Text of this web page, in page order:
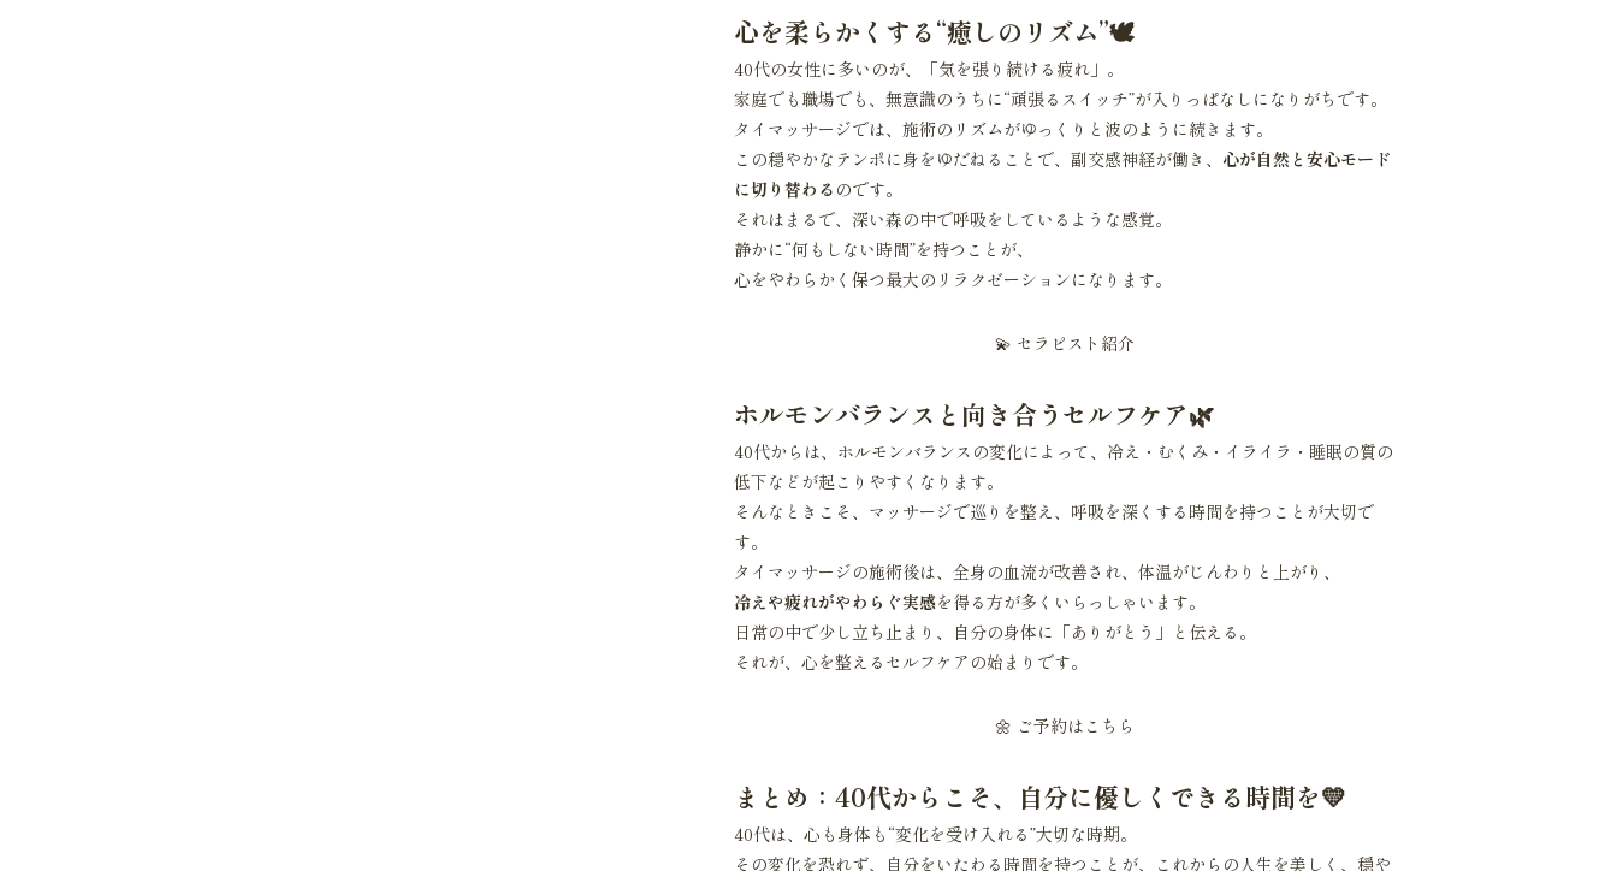
心を柔らかくする“癒しのリズム”🕊
40代の女性に多いのが、「気を張り続ける疲れ」。
家庭でも職場でも、無意識のうちに“頑張るスイッチ”が入りっぱなしになりがちです。
タイマッサージでは、施術のリズムがゆっくりと波のように続きます。
この穏やかなテンポに身をゆだねることで、副交感神経が働き、 心が自然と安心モード
に切り替わる のです。
それはまるで、深い森の中で呼吸をしているような感覚。
静かに“何もしない時間”を持つことが、
心をやわらかく保つ最大のリラクゼーションになります。
💫 セラピスト紹介
ホルモンバランスと向き合うセルフケア🌿
40代からは、ホルモンバランスの変化によって、冷え・むくみ・イライラ・睡眠の質の
低下などが起こりやすくなります。
そんなときこそ、マッサージで巡りを整え、呼吸を深くする時間を持つことが大切で
す。
タイマッサージの施術後は、全身の血流が改善され、体温がじんわりと上がり、
冷えや疲れがやわらぐ実感を得る方が多くいらっしゃいます。
日常の中で少し立ち止まり、自分の身体に「ありがとう」と伝える。
それが、心を整えるセルフケアの始まりです。
🌼 ご予約はこちら
まとめ：40代からこそ、自分に優しくできる時間を💛
40代は、心も身体も“変化を受け入れる”大切な時期。
その変化を恐れず、自分をいたわる時間を持つことが、これからの人生を美しく、穏や